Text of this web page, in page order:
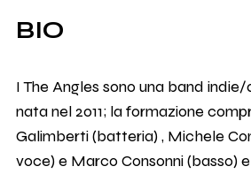
BIO
I The Angles sono una band
nata nel 2011; la formazione
Galimberti (batteria) , Michele
voce) e Marco Consonni (basso)